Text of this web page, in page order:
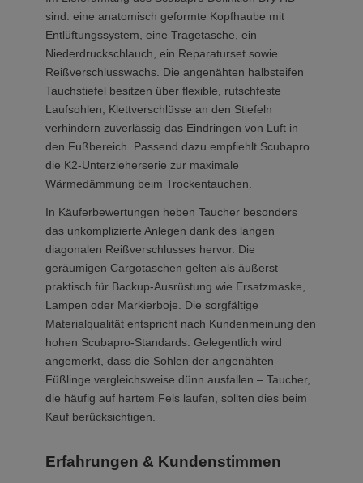
sind: eine anatomisch geformte Kopfhaube mit
Entlüftungssystem, eine Tragetasche, ein
Niederdruckschlauch, ein Reparaturset sowie
Reißverschlusswachs. Die angenähten halbsteifen
Tauchstiefel besitzen über flexible, rutschfeste
Laufsohlen; Klettverschlüsse an den Stiefeln
verhindern zuverlässig das Eindringen von Luft in
den Fußbereich. Passend dazu empfiehlt Scubapro
die K2-Unterzieherserie zur maximale
Wärmedämmung beim Trockentauchen.
In Käuferbewertungen heben Taucher besonders
das unkomplizierte Anlegen dank des langen
diagonalen Reißverschlusses hervor. Die
geräumigen Cargotaschen gelten als äußerst
praktisch für Backup-Ausrüstung wie Ersatzmaske,
Lampen oder Markierboje. Die sorgfältige
Materialqualität entspricht nach Kundenmeinung den
hohen Scubapro-Standards. Gelegentlich wird
angemerkt, dass die Sohlen der angenähten
Füßlinge vergleichsweise dünn ausfallen – Taucher,
die häufig auf hartem Fels laufen, sollten dies beim
Kauf berücksichtigen.
Erfahrungen & Kundenstimmen